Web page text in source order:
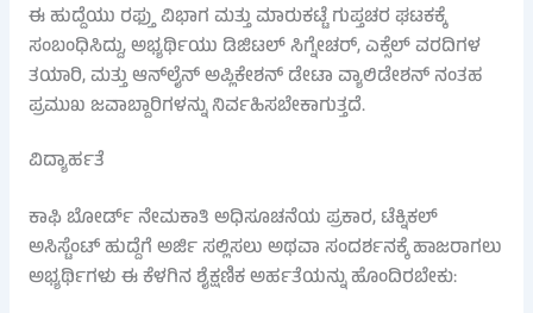
ಈ ಹುದ್ದೆಯು ರಫ್ತು ವಿಭಾಗ ಮತ್ತು ಮಾರುಕಟ್ಟೆ ಗುಪ್ತಚರ ಘಟಕಕ್ಕೆ
ಸಂಬಂಧಿಸಿದ್ದು, ಅಭ್ಯರ್ಥಿಯು ಡಿಜಿಟಲ್ ಸಿಗ್ನೇಚರ್, ಎಕ್ಸೆಲ್ ವರದಿಗಳ
ತಯಾರಿ, ಮತ್ತು ಆನ್‌ಲೈನ್ ಅಪ್ಲಿಕೇಶನ್ ಡೇಟಾ ವ್ಯಾಲಿಡೇಶನ್ ನಂತಹ
ಪ್ರಮುಖ ಜವಾಬ್ದಾರಿಗಳನ್ನು ನಿರ್ವಹಿಸಬೇಕಾಗುತ್ತದೆ.
ವಿದ್ಯಾರ್ಹತೆ
ಕಾಫಿ ಬೋರ್ಡ್ ನೇಮಕಾತಿ ಅಧಿಸೂಚನೆಯ ಪ್ರಕಾರ, ಟೆಕ್ನಿಕಲ್
ಅಸಿಸ್ಟೆಂಟ್ ಹುದ್ದೆಗೆ ಅರ್ಜಿ ಸಲ್ಲಿಸಲು ಅಥವಾ ಸಂದರ್ಶನಕ್ಕೆ ಹಾಜರಾಗಲು
ಅಭ್ಯರ್ಥಿಗಳು ಈ ಕೆಳಗಿನ ಶೈಕ್ಷಣಿಕ ಅರ್ಹತೆಯನ್ನು ಹೊಂದಿರಬೇಕು: